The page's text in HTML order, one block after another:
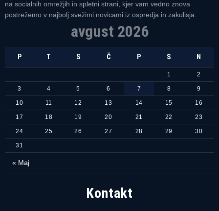
na socialnih omrežjih in spletni strani, kjer vam vedno znova
postrežemo v najbolj svežimi novicami iz ospredja in zakulisja.
avgust 2026
P T S Č P S N
« Maj
1 2
3 4 5 6 7 8 9
10 11 12 13 14 15 16
17 18 19 20 21 22 23
24 25 26 27 28 29 30
31
Kontakt